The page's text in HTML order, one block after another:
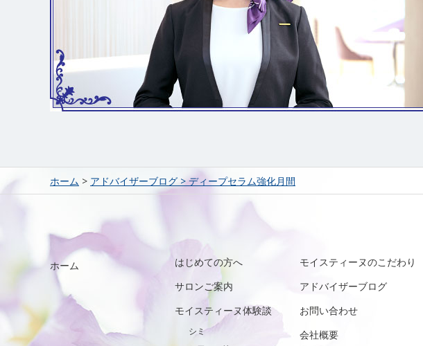
ホーム > アドバイザーブログ >ディープセラム強化月間
ホーム
はじめての方へ
サロンご案内
モイスティーヌ体験談
シミ
モイスティーヌのこだわり
アドバイザーブログ
お問い合わせ
会社概要